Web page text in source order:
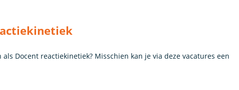
Docent reactiekinetiek? Misschien kan je via deze vacatures een